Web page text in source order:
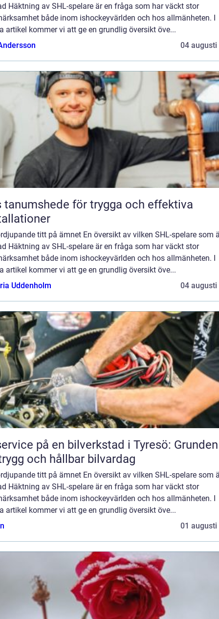
Häktning av SHL-spelare är en fråga som har väckt stor
både inom ishockeyvärlden och hos allmänheten. I
artikel kommer vi att ge en grundlig översikt öve...
04 augusti
tanumshede för trygga och effektiva
titt på ämnet En översikt av vilken SHL-spelare som
Häktning av SHL-spelare är en fråga som har väckt stor
både inom ishockeyvärlden och hos allmänheten. I
artikel kommer vi att ge en grundlig översikt öve...
Uddenholm
04 augusti
på en bilverkstad i Tyresö:
och hållbar bilvardag
titt på ämnet En översikt av vilken SHL-spelare som
Häktning av SHL-spelare är en fråga som har väckt stor
både inom ishockeyvärlden och hos allmänheten. I
artikel kommer vi att ge en grundlig översikt öve...
01 augusti